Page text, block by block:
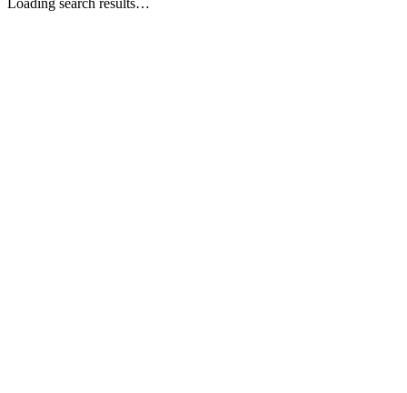
Loading search results…